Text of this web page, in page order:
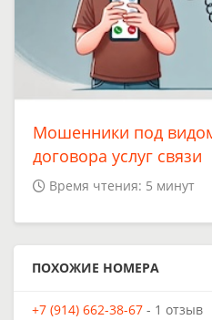
Мошенники под
договора услуг связи
Время чтения: 5 минут
ПОХОЖИЕ НОМЕРА
+7 (914) 662-38-67 - 1 отзыв